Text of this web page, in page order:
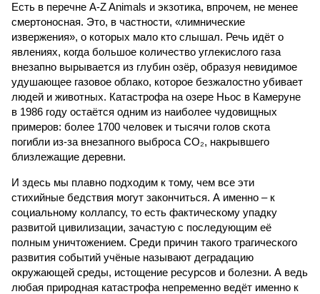
Есть в перечне A-Z Animals и экзотика, впрочем, не менее
смертоносная. Это, в частности, «лимнические
извержения», о которых мало кто слышал. Речь идёт о
явлениях, когда большое количество углекислого газа
внезапно вырывается из глубин озёр, образуя невидимое
удушающее газовое облако, которое безжалостно убивает
людей и животных. Катастрофа на озере Ньос в Камеруне
в 1986 году остаётся одним из наиболее чудовищных
примеров: более 1700 человек и тысячи голов скота
погибли из-за внезапного выброса CO₂, накрывшего
близлежащие деревни.
И здесь мы плавно подходим к тому, чем все эти
стихийные бедствия могут закончиться. А именно – к
социальному коллапсу, то есть фактическому упадку
развитой цивилизации, зачастую с последующим её
полным уничтожением. Среди причин такого трагического
развития событий учёные называют деградацию
окружающей среды, истощение ресурсов и болезни. А ведь
любая природная катастрофа непременно ведёт именно к